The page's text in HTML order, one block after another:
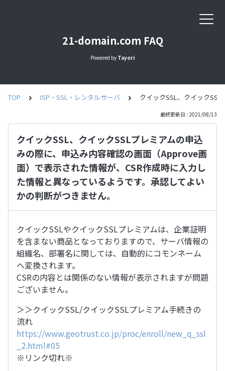
21-domain.com FAQ
Powered by Tayori
TOP ISP・SSL・レンタルサーバ クイックSSL、クイック
最終更新日 : 2021/08/13
クイックSSL、クイックSSLプレミアムの申込
みの際に、申込み内容確認の画面（Approve画
面）で表示された情報が、CSR作成時に入力し
た情報と異なっているようです。承認してよい
かの判断がつきません。
クイックSSLやクイックSSLプレミアムは、企業証明
を含まない商品となっておりますので、サーバ情報の
組織名、部署名に関しては、自動的にコモンネーム
へ変換されます。
CSRの内容とは関係のない情報が表示されますが問題
ございません。
＞＞クイックSSL/クイックSSLプレミアム手続きの
流れ
https://www.geotrust.co.jp/proc/enroll/new_q_ssl
_2.html#05
※リンク切れ※